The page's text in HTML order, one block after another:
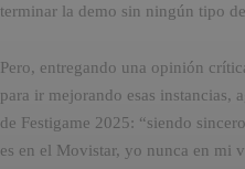
terminar la demo sin ningún tipo
Pero, entregando una opinión
para ir mejorando esas instancias,
de Festigame 2025: “siendo
es en el Movistar, yo nunca en mi